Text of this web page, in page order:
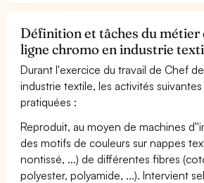
Définition et tâches du métier
ligne chromo en industrie
Durant l'exercice du travail de Chef
industrie textile, les activités
pratiquées :
Reproduit, au moyen de machines
des motifs de couleurs sur nappes
nontissé, ...) de différentes fibres
polyester, polyamide, ...). Intervient